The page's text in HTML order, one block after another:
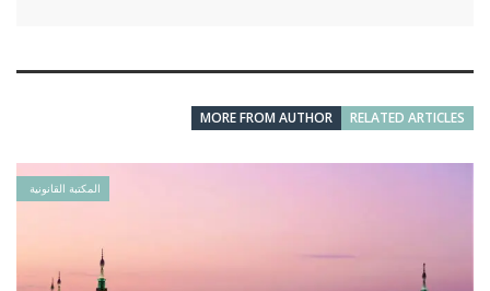
RELATED ARTICLES
MORE FROM AUTHOR
المكتبة القانونية